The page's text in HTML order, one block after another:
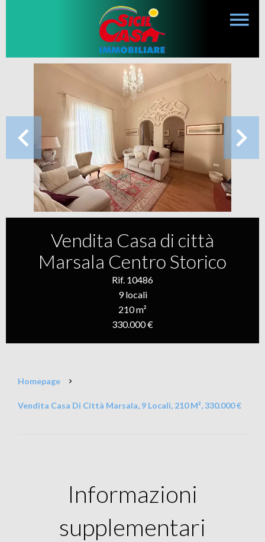
Vendita Casa di città
Marsala Centro Storico
Rif. 10486
9 locali
210 m²
330.000 €
Homepage
Vendita Casa Di Città Marsala, 9 Locali, 210 M², 330.000 €
Informazioni
supplementari